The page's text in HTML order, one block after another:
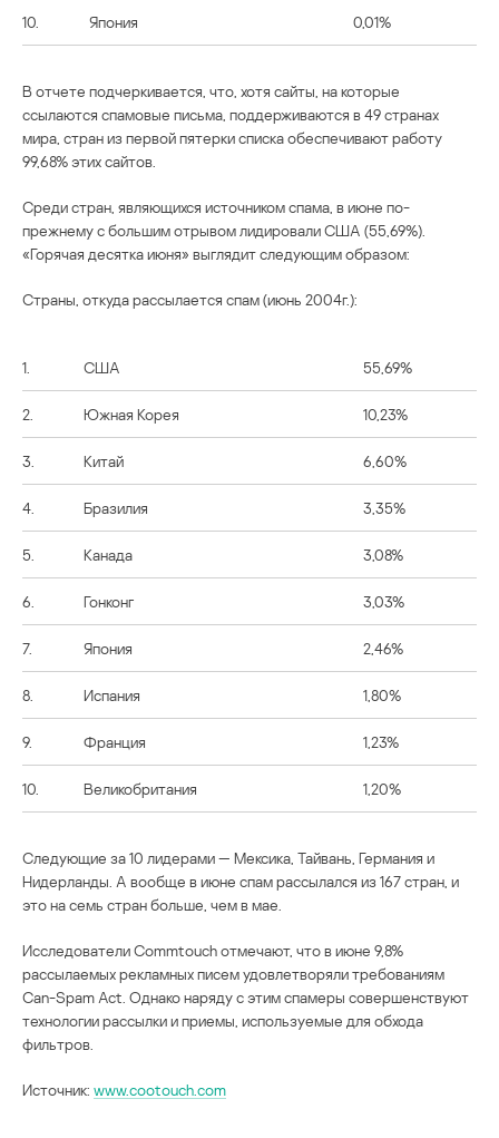
10. Япония 0,01%
В отчете подчеркивается, что, хотя сайты, на которые
ссылаются спамовые письма, поддерживаются в 49 странах
мира, стран из первой пятерки списка обеспечивают работу
99,68% этих сайтов.
Среди стран, являющихся источником спама, в июне по-
прежнему с большим отрывом лидировали США (55,69%).
«Горячая десятка июня» выглядит следующим образом:
Страны, откуда рассылается спам (июнь 2004г.):
1. США 55,69%
2. Южная Корея 10,23%
3. Китай 6,60%
4. Бразилия 3,35%
5. Канада 3,08%
6. Гонконг 3,03%
7. Япония 2,46%
8. Испания 1,80%
9. Франция 1,23%
10. Великобритания 1,20%
Следующие за 10 лидерами — Мексика, Тайвань, Германия и
Нидерланды. А вообще в июне спам рассылался из 167 стран, и
это на семь стран больше, чем в мае.
Исследователи Commtouch отмечают, что в июне 9,8%
рассылаемых рекламных писем удовлетворяли требованиям
Can-Spam Act. Однако наряду с этим спамеры совершенствуют
технологии рассылки и приемы, используемые для обхода
фильтров.
Источник: www.cootouch.com